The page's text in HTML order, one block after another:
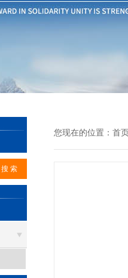
您现在的位置： 首页